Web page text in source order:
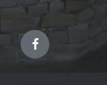
Facebook